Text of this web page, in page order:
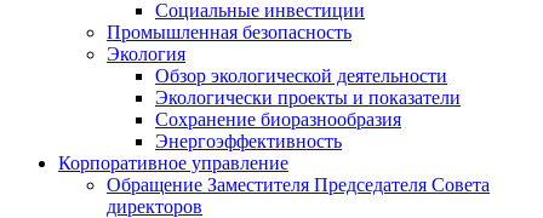
Социальные инвестиции
Промышленная безопасность
Экология
Обзор экологической деятельности
Экологически проекты и показатели
Сохранение биоразнообразия
Энергоэффективность
Корпоративное управление
Обращение Заместителя Председателя Совета
директоров